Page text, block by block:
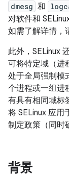
dmesg 和
对软件和
如需了解详情，
此外，SELinux
可将特定域（进
处于全局强制模
个进程或一组进
有具有相同域标
将 SELinux 应
制定政策（同时
背景